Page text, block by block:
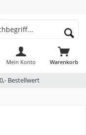
Warenkorb
Mein Konto
Bestellwert